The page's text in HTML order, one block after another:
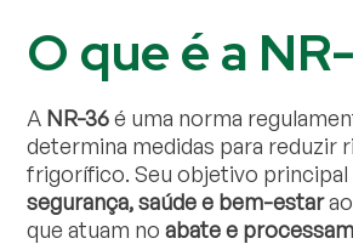
O que é a
A NR-36é uma norma
determina medidas para reduzir
frigorífico. Seu objetivo
segurança, saúde e bem-estar
que atuam noabate e